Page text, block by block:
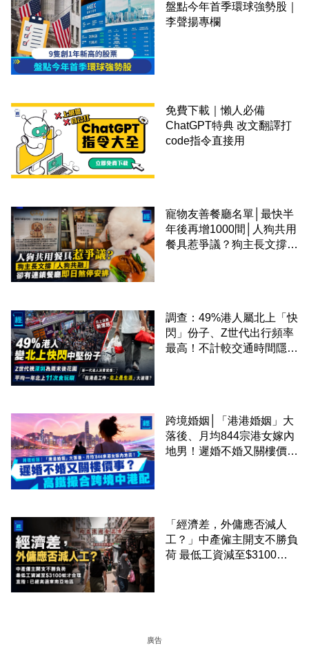
盤點今年首季環球強勢股｜
李聲揚專欄
免費下載｜懶人必備
ChatGPT特典 改文翻譯打
code指令直接用
寵物友善餐廳名單│最快半
年後再增1000間│人狗共用
餐具惹爭議？狗主長文撐
調查：49%港人屬北上「快
閃」份子、Z世代出行頻率
最高！不計較交通時間隱形
跨境婚姻│「港港婚姻」大
落後、月均844宗港女嫁內
地男！遲婚不婚又關樓價
「經濟差，外傭應否減人
工？」中產僱主開支不勝負
荷 最低工資減至$3100蚊
廣告